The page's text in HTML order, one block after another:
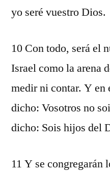
yo seré vuestro Dios.
10 Con todo, será el
Israel como la arena
medir ni contar. Y en
dicho: Vosotros no
dicho: Sois hijos del
11 Y se congregarán